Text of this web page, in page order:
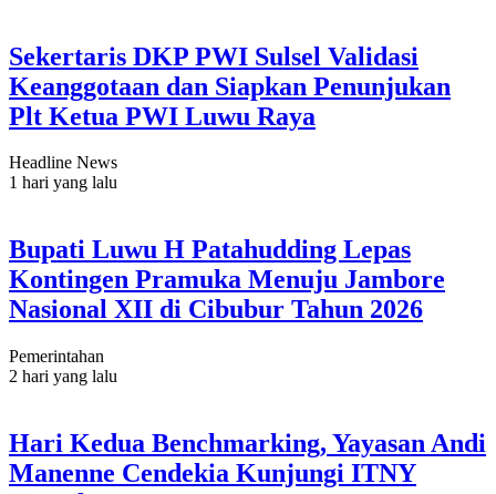
Sekertaris DKP PWI Sulsel Validasi
Keanggotaan dan Siapkan Penunjukan
Plt Ketua PWI Luwu Raya
Headline News
1 hari yang lalu
Bupati Luwu H Patahudding Lepas
Kontingen Pramuka Menuju Jambore
Nasional XII di Cibubur Tahun 2026
Pemerintahan
2 hari yang lalu
Hari Kedua Benchmarking, Yayasan Andi
Manenne Cendekia Kunjungi ITNY